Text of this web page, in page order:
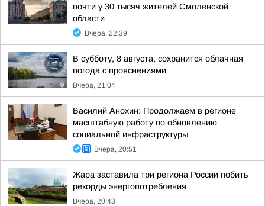
почти у 30 тысяч жителей Смоленской
области
Вчера, 22:39
В субботу, 8 августа, сохранится облачная
погода с прояснениями
Вчера, 21:04
Василий Анохин: Продолжаем в регионе
масштабную работу по обновлению
социальной инфраструктуры
Вчера, 20:51
Жара заставила три региона России побить
рекорды энергопотребления
Вчера, 20:43